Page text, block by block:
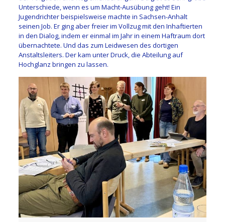
Unterschiede, wenn es um Macht-Ausübung geht! Ein
Jugendrichter beispielsweise machte in Sachsen-Anhalt
seinen Job. Er ging aber freier im Vollzug mit den Inhaftierten
in den Dialog, indem er einmal im Jahr in einem Haftraum dort
übernachtete. Und das zum Leidwesen des dortigen
Anstaltsleiters. Der kam unter Druck, die Abteilung auf
Hochglanz bringen zu lassen.